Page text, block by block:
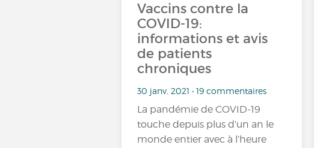
Vaccins contre la
COVID-19:
informations et avis
de patients
chroniques
30 janv. 2021 • 19 commentaires
La pandémie de COVID-19
touche depuis plus d’un an le
monde entier avec à l’heure